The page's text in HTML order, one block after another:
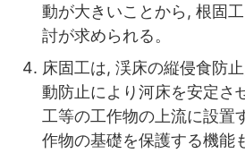
動が大きいことから, 根固
討が求められる。
床固工は, 渓床の縦侵食防
動防止により河床を安定さ
工等の工作物の上流に設置
作物の基礎を保護する機能